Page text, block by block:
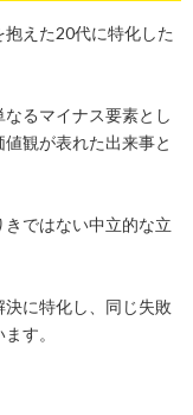
えた20代に特化した
るマイナス要素とし
観が表れた出来事と
ではない中立的な立
に特化し、同じ失敗
す。